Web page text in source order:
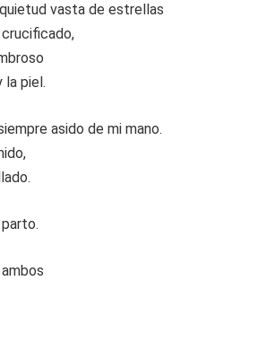
vasta de estrellas
la piel.
asido de mi mano.